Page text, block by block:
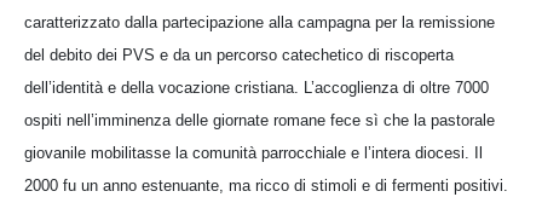
caratterizzato dalla partecipazione alla campagna per la remissione
del debito dei PVS e da un percorso catechetico di riscoperta
dell’identità e della vocazione cristiana. L’accoglienza di oltre 7000
ospiti nell’imminenza delle giornate romane fece sì che la pastorale
giovanile mobilitasse la comunità parrocchiale e l’intera diocesi. Il
2000 fu un anno estenuante, ma ricco di stimoli e di fermenti positivi.